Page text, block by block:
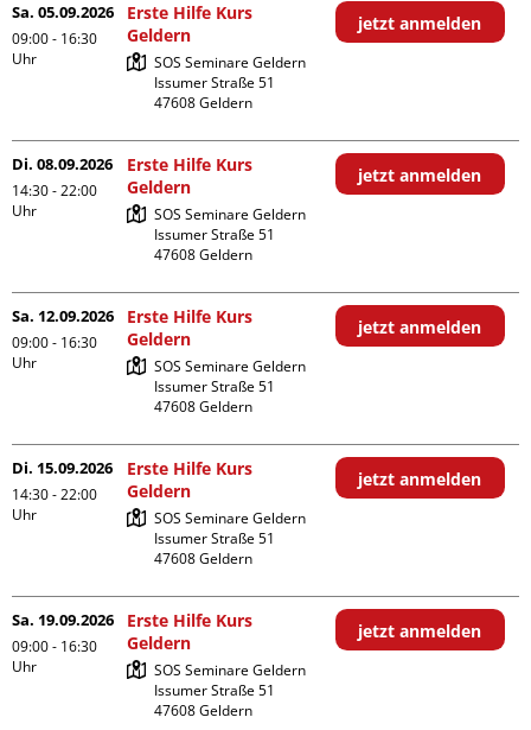
Sa. 05.09.2026
09:00 - 16:30
Uhr
Erste Hilfe Kurs
Geldern
SOS Seminare Geldern
Issumer Straße 51
jetzt anmelden
Di. 08.09.2026
14:30 - 22:00
Uhr
Erste Hilfe Kurs
Geldern
SOS Seminare Geldern
Issumer Straße 51
jetzt anmelden
Sa. 12.09.2026
09:00 - 16:30
Uhr
Erste Hilfe Kurs
Geldern
SOS Seminare Geldern
Issumer Straße 51
jetzt anmelden
Di. 15.09.2026
14:30 - 22:00
Uhr
Erste Hilfe Kurs
Geldern
SOS Seminare Geldern
Issumer Straße 51
jetzt anmelden
Sa. 19.09.2026
09:00 - 16:30
Uhr
Erste Hilfe Kurs
Geldern
SOS Seminare Geldern
Issumer Straße 51
jetzt anmelden